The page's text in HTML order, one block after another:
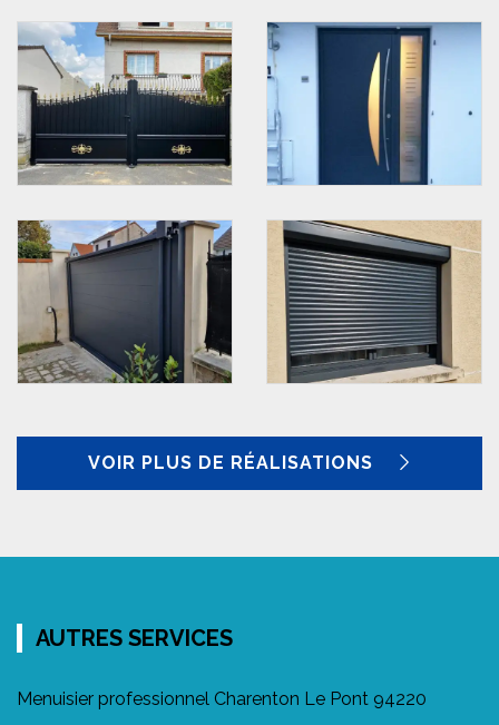
VOIR PLUS DE RÉALISATIONS
AUTRES SERVICES
Menuisier professionnel Charenton Le Pont 94220